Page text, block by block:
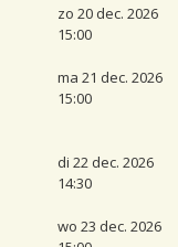
zo 20 dec. 2026
15:00
ma 21 dec. 2026
15:00
di 22 dec. 2026
14:30
wo 23 dec. 2026